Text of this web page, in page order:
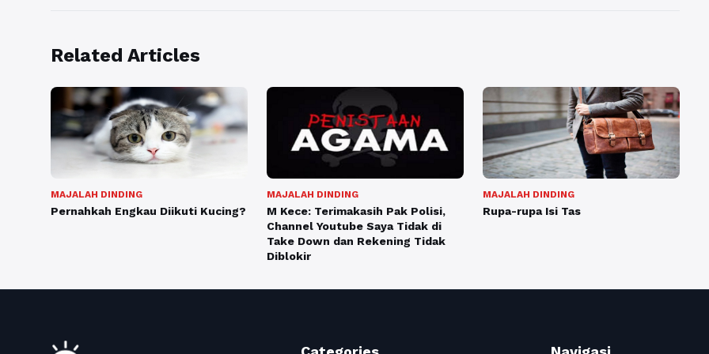
Related Articles
MAJALAH DINDING
Pernahkah Engkau Diikuti Kucing?
MAJALAH DINDING
M Kece: Terimakasih Pak Polisi,
Channel Youtube Saya Tidak di
Take Down dan Rekening Tidak
Diblokir
MAJALAH DINDING
Rupa-rupa Isi Tas